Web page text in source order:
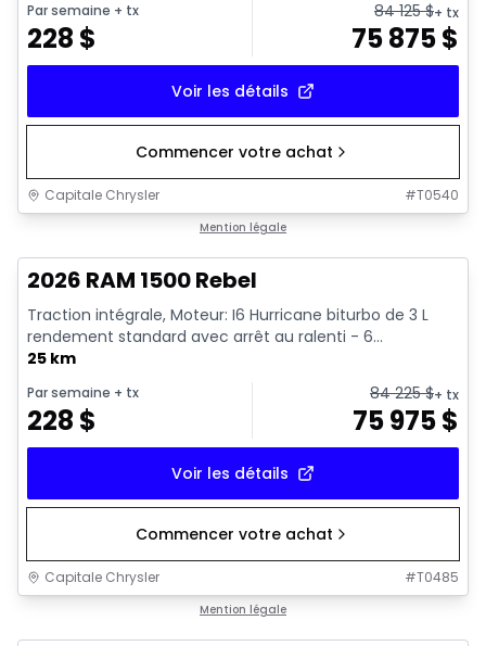
Par semaine + tx
228 $
84 125$+ tx
75 875$
Voir les détails
Commencer votre achat
Capitale Chrysler #T0540
Mention légale
2026 RAM 1500 Rebel
Traction intégrale, Moteur: I6 Hurricane biturbo de 3 L
rendement standard avec arrêt au ralenti - 6...
25 km
Par semaine + tx
228 $
84 225$+ tx
75 975$
Voir les détails
Commencer votre achat
Capitale Chrysler #T0485
Mention légale